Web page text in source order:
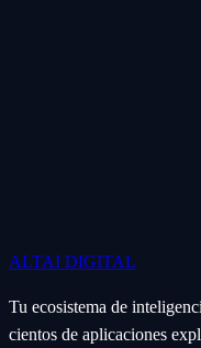
ALTAI DIGITAL
Tu ecosistema de
cientos de aplicaciones